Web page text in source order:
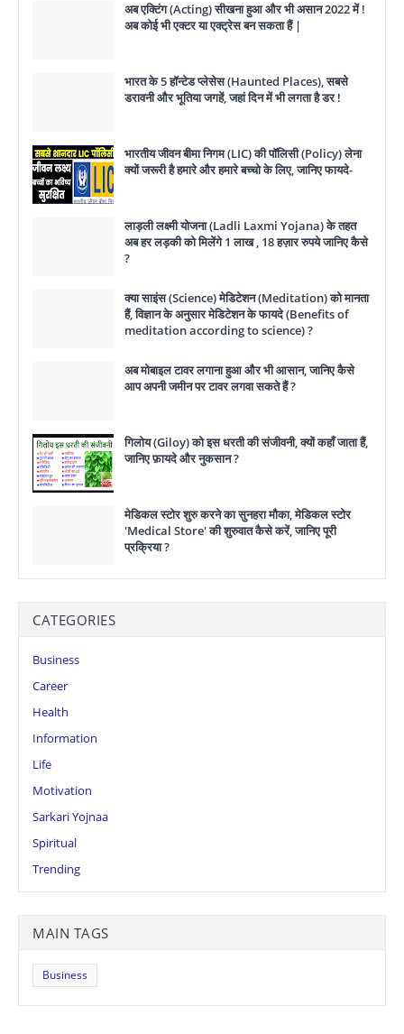
अब एक्टिंग (Acting) सीखना हुआ और भी असान 2022 में !
अब कोई भी एक्टर या एक्ट्रेस बन सकता हैं |
भारत के 5 हॉन्टेड प्लेसेस (Haunted Places), सबसे
डरावनी और भूतिया जगहें, जहां दिन में भी लगता है डर !
भारतीय जीवन बीमा निगम (LIC) की पॉलिसी (Policy) लेना
क्यों जरूरी है हमारे और हमारे बच्चो के लिए, जानिए फायदे-
लाड़ली लक्ष्मी योजना (Ladli Laxmi Yojana) के तहत
अब हर लड़की को मिलेंगे 1 लाख , 18 हज़ार रुपये जानिए कैसे
?
क्या साइंस (Science) मेडिटेशन (Meditation) को मानता
हैं, विज्ञान के अनुसार मेडिटेशन के फायदे (Benefits of
meditation according to science) ?
अब मोबाइल टावर लगाना हुआ और भी आसान, जानिए कैसे
आप अपनी जमीन पर टावर लगवा सकते हैं ?
गिलोय (Giloy) को इस धरती की संजीवनी, क्यों कहाँ जाता हैं,
जानिए फ़ायदे और नुकसान ?
मेडिकल स्टोर शुरु करने का सुनहरा मौका, मेडिकल स्टोर
'Medical Store' की शुरुवात कैसे करें, जानिए पूरी
प्रक्रिया ?
CATEGORIES
Business
Career
Health
Information
Life
Motivation
Sarkari Yojnaa
Spiritual
Trending
MAIN TAGS
Business